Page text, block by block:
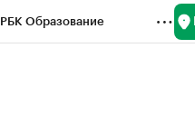
РБК Образование